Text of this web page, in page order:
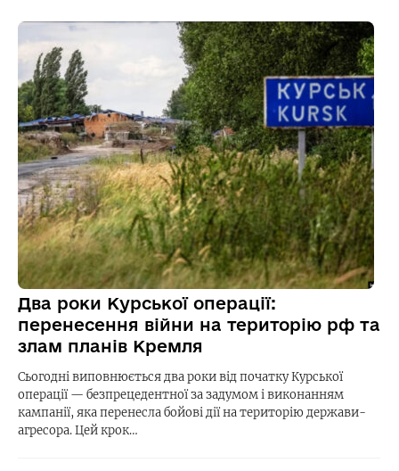
Два роки Курської операції:
перенесення війни на територію рф та
злам планів Кремля
Сьогодні виповнюється два роки від початку Курської
операції — безпрецедентної за задумом і виконанням
кампанії, яка перенесла бойові дії на територію держави-
агресора. Цей крок…